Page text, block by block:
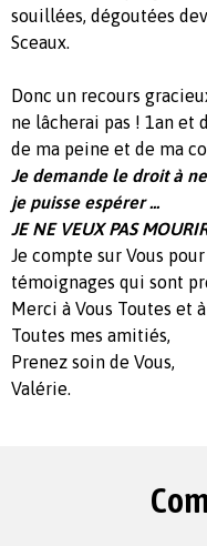
souillées, dégoutées
Sceaux.
Donc un recours
ne lâcherai pas ! 1an et
de ma peine et de ma
Je demande le droit à
je puisse espérer ...
JE NE VEUX PAS
Je compte sur Vous
témoignages qui sont
Merci à Vous Toutes et à
Toutes mes amitiés,
Prenez soin de Vous,
Valérie.